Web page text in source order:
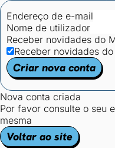
Endereço de e-mail
Nome de utilizador
Receber novidades do
Receber novidades
Criar nova conta
Nova conta criada
Por favor consulte o seu
mesma
Voltar ao site